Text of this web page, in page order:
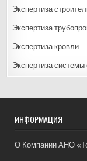
Экспертиза
Экспертиза
Экспертиза кровли
Экспертиза системы
ИНФОРМАЦИЯ
О Компании АНО